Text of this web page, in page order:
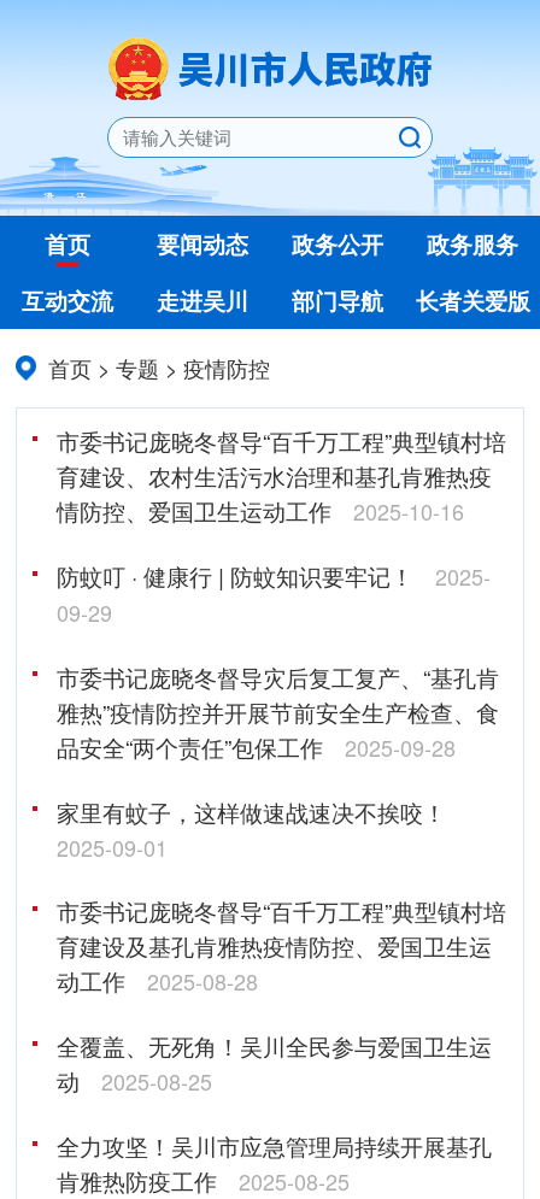
首页 要闻动态 政务公开
政务服务
互动交流
走进吴川 部门导航 长者关爱版
首页 >专题 >疫情防控
市委书记庞晓冬督导“百千万工程”典型镇村培
育建设、农村生活污水治理和基孔肯雅热疫
情防控、爱国卫生运动工作
2025-10-16
防蚊叮 · 健康行 | 防蚊知识要牢记！
2025-
09-29
市委书记庞晓冬督导灾后复工复产、“基孔肯
雅热”疫情防控并开展节前安全生产检查、食
品安全“两个责任”包保工作
2025-09-28
家里有蚊子，这样做速战速决不挨咬！
2025-09-01
市委书记庞晓冬督导“百千万工程”典型镇村培
育建设及基孔肯雅热疫情防控、爱国卫生运
动工作
2025-08-28
全覆盖、无死角！吴川全民参与爱国卫生运
动
2025-08-25
全力攻坚！吴川市应急管理局持续开展基孔
肯雅热防疫工作
2025-08-25